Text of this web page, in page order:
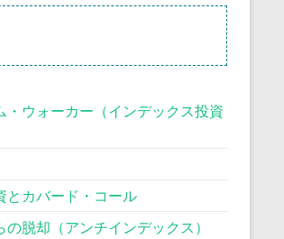
・ウォーカー（インデックス投資
カバード・コール
脱却（アンチインデックス）